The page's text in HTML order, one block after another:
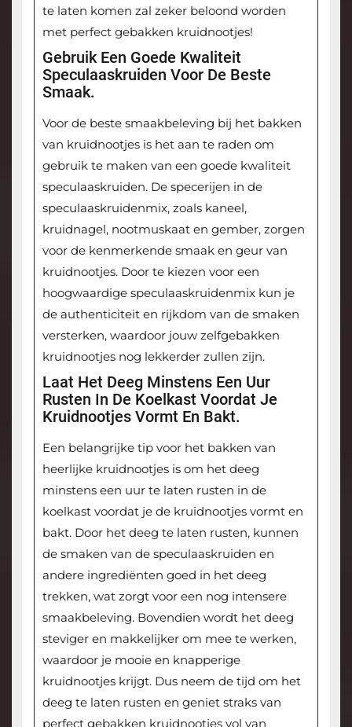
te laten komen zal zeker beloond worden
met perfect gebakken kruidnootjes!
Gebruik Een Goede Kwaliteit
Speculaaskruiden Voor De Beste
Smaak.
Voor de beste smaakbeleving bij het bakken
van kruidnootjes is het aan te raden om
gebruik te maken van een goede kwaliteit
speculaaskruiden. De specerijen in de
speculaaskruidenmix, zoals kaneel,
kruidnagel, nootmuskaat en gember, zorgen
voor de kenmerkende smaak en geur van
kruidnootjes. Door te kiezen voor een
hoogwaardige speculaaskruidenmix kun je
de authenticiteit en rijkdom van de smaken
versterken, waardoor jouw zelfgebakken
kruidnootjes nog lekkerder zullen zijn.
Laat Het Deeg Minstens Een Uur
Rusten In De Koelkast Voordat Je
Kruidnootjes Vormt En Bakt.
Een belangrijke tip voor het bakken van
heerlijke kruidnootjes is om het deeg
minstens een uur te laten rusten in de
koelkast voordat je de kruidnootjes vormt en
bakt. Door het deeg te laten rusten, kunnen
de smaken van de speculaaskruiden en
andere ingrediënten goed in het deeg
trekken, wat zorgt voor een nog intensere
smaakbeleving. Bovendien wordt het deeg
steviger en makkelijker om mee te werken,
waardoor je mooie en knapperige
kruidnootjes krijgt. Dus neem de tijd om het
deeg te laten rusten en geniet straks van
perfect gebakken kruidnootjes vol van